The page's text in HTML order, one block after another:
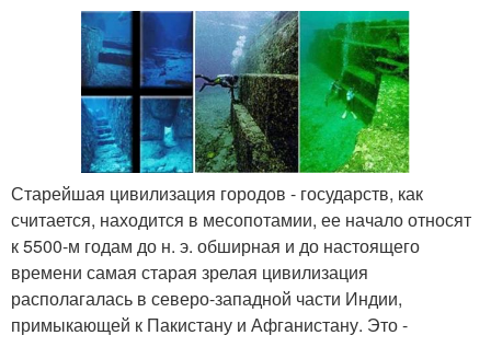
Старейшая цивилизация городов - государств, как
считается, находится в месопотамии, ее начало относят
к 5500-м годам до н. э. обширная и до настоящего
времени самая старая зрелая цивилизация
располагалась в северо-западной части Индии,
примыкающей к Пакистану и Афганистану. Это -